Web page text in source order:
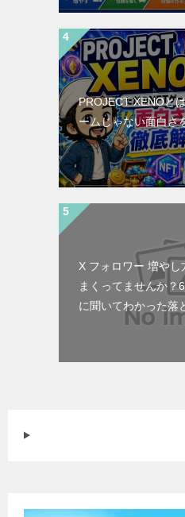
PROJECT XENOと
ームじゃない面白さ
X フォロワー 増やし
まくってませんか？
に聞いてわかった落